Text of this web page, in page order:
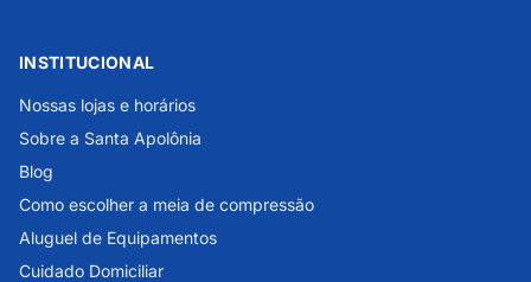
INSTITUCIONAL
Nossas lojas e horários
Sobre a Santa Apolônia
Blog
Como escolher a meia de compressão
Aluguel de Equipamentos
Cuidado Domiciliar